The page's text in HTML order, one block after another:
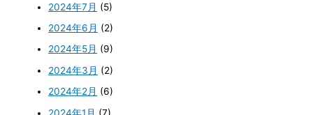
2024年7月 (5)
2024年6月 (2)
2024年5月 (9)
2024年3月 (2)
2024年2月 (6)
2024年1月 (7)